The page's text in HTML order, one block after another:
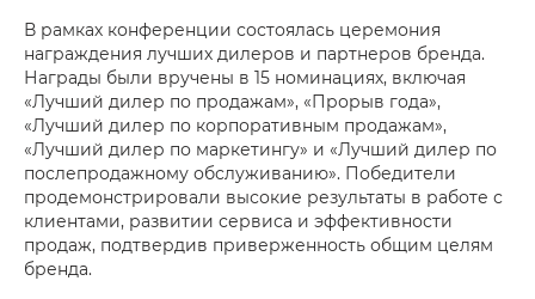
В рамках конференции состоялась церемония
награждения лучших дилеров и партнеров бренда.
Награды были вручены в 15 номинациях, включая
«Лучший дилер по продажам», «Прорыв года»,
«Лучший дилер по корпоративным продажам»,
«Лучший дилер по маркетингу» и «Лучший дилер по
послепродажному обслуживанию». Победители
продемонстрировали высокие результаты в работе с
клиентами, развитии сервиса и эффективности
продаж, подтвердив приверженность общим целям
бренда.